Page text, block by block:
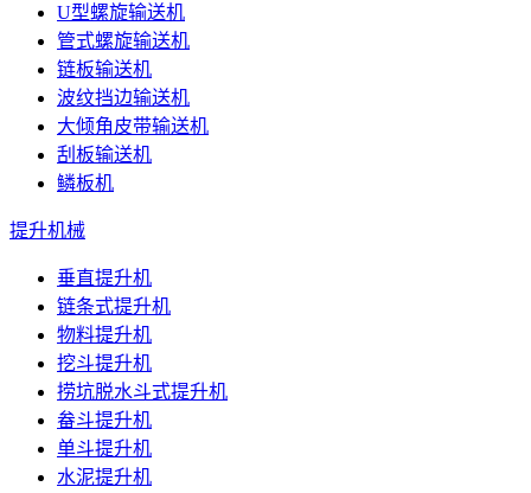
U型螺旋输送机
管式螺旋输送机
链板输送机
波纹挡边输送机
大倾角皮带输送机
刮板输送机
鳞板机
提升机械
垂直提升机
链条式提升机
物料提升机
挖斗提升机
捞坑脱水斗式提升机
畚斗提升机
单斗提升机
水泥提升机